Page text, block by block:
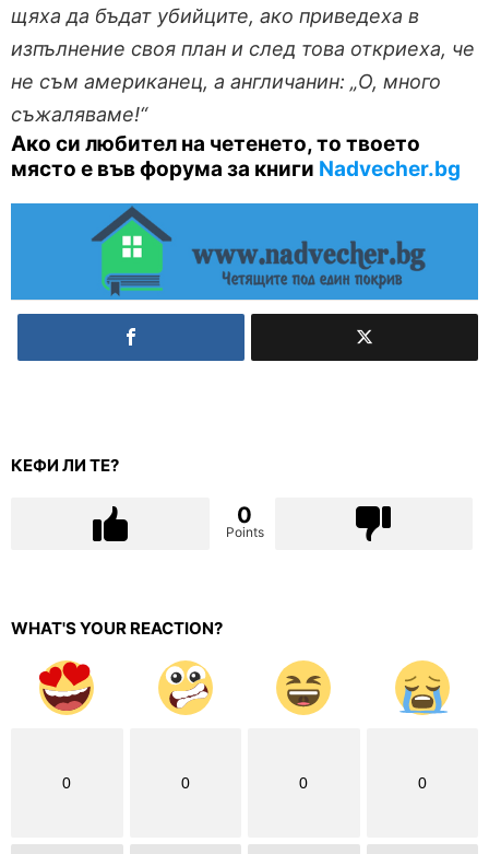
щяха да бъдат убийците, ако приведеха в
изпълнение своя план и след това откриеха, че
не съм американец, а англичанин: „О, много
съжаляваме!“
Ако си любител на четенето, то твоето
място е във форума за книги Nadvecher.bg
КЕФИ ЛИ ТЕ?
0
Points
WHAT'S YOUR REACTION?
0 0 0 0